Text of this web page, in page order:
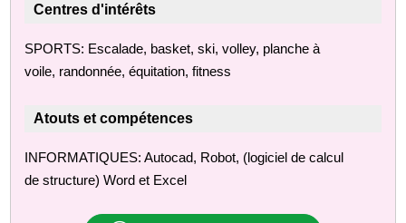
Centres d'intérêts
SPORTS: Escalade, basket, ski, volley, planche à
voile, randonnée, équitation, fitness
Atouts et compétences
INFORMATIQUES: Autocad, Robot, (logiciel de calcul
de structure) Word et Excel